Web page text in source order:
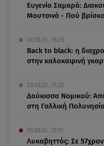
Ευγενία Σαμαρά:
Μουτσινά - Πού
08.08.26 , 16:00
Back to black: η
στην καλοκαιρινή
08.08.26 , 15:20
Δούκισσα Νομικού:
στη Γαλλική
08.08.26 , 15:01
Λυκαβηττός: Σε